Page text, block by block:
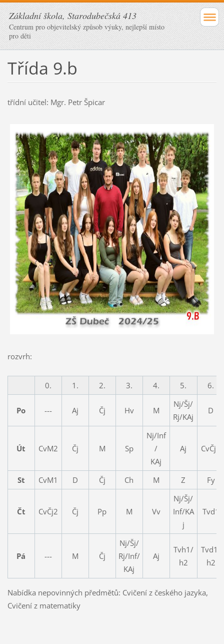
Základní škola, Starodubečská 413
Centrum pro objevitelský způsob výuky, nejlepší místo
pro děti
Třída 9.b
třídní učitel: Mgr. Petr Špicar
rozvrh:
0. 1. 2. 3. 4. 5. 6.
Po --- Aj Čj Hv M
Nj/Šj/
Rj/KAj
D
Út CvM2 Čj M Sp
Nj/Inf
/
KAj
Aj CvČj1
St CvM1 D Čj Ch M Z Fy
Čt CvČj2 Čj Pp M Vv
Nj/Šj/
Inf/KA
j
Tvd1
Pá --- M Čj
Nj/Šj/
Rj/Inf/
KAj
Aj
Tvh1/
h2
Tvd1/
h2
Nabídka nepovinných předmětů: Cvičení z českého jazyka,
Cvičení z matematiky